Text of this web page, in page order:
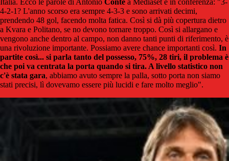
Italia. Ecco le parole di Antonio Conte a Mediaset e in conferenza: "3-
4-2-1? L'anno scorso era sempre 4-3-3 e sono arrivati decimi,
prendendo 48 gol, facendo molta fatica. Così si dà più copertura dietro
a Kvara e Politano, se no devono tornare troppo. Così si allargano e
vengono anche dentro al campo, non danno tanti punti di riferimento, è
una rivoluzione importante. Possiamo avere chance importanti così. In
partite così... si parla tanto del possesso, 75%, 28 tiri, il problema è
che poi va centrata la porta quando si tira. A livello statistico non
c'è stata gara, abbiamo avuto sempre la palla, sotto porta non siamo
stati precisi, lì dovevamo essere più lucidi e fare molto meglio".